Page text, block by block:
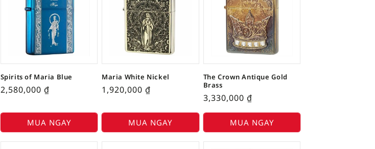
Spirits of Maria Blue
2,580,000 ₫
MUA NGAY
Maria White Nickel
1,920,000 ₫
MUA NGAY
The Crown Antique Gold
Brass
3,330,000 ₫
MUA NGAY